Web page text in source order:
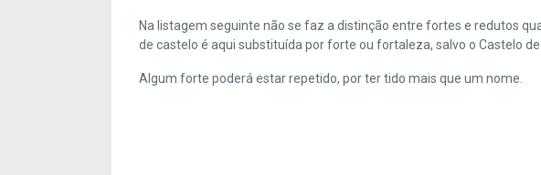
Na listagem seguinte não se faz a distinção entre fortes e redutos
de castelo é aqui substituída por forte ou fortaleza, salvo o Castelo de
Algum forte poderá estar repetido, por ter tido mais que um nome.